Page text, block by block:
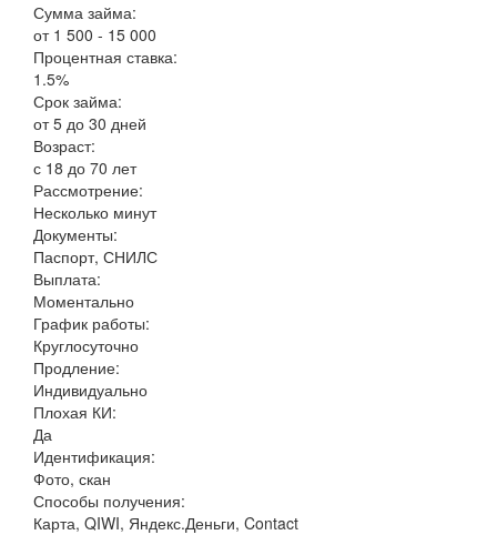
Сумма займа:
от 1 500 - 15 000
Процентная ставка:
1.5%
Срок займа:
от 5 до 30 дней
Возраст:
с 18 до 70 лет
Рассмотрение:
Несколько минут
Документы:
Паспорт, СНИЛС
Выплата:
Моментально
График работы:
Круглосуточно
Продление:
Индивидуально
Плохая КИ:
Да
Идентификация:
Фото, скан
Способы получения:
Карта, QIWI, Яндекс.Деньги, Contact